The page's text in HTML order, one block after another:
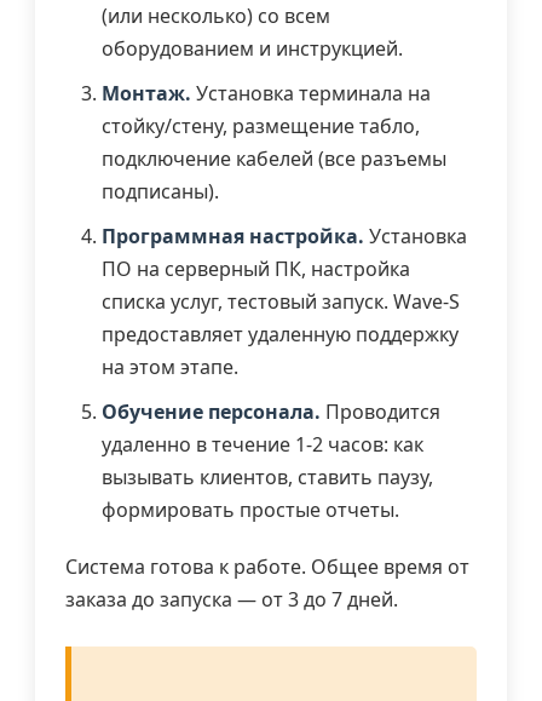
(или несколько) со всем
оборудованием и инструкцией.
Монтаж. Установка терминала на
стойку/стену, размещение табло,
подключение кабелей (все разъемы
подписаны).
Программная настройка. Установка
ПО на серверный ПК, настройка
списка услуг, тестовый запуск. Wave-S
предоставляет удаленную поддержку
на этом этапе.
Обучение персонала. Проводится
удаленно в течение 1-2 часов: как
вызывать клиентов, ставить паузу,
формировать простые отчеты.
Система готова к работе. Общее время от
заказа до запуска — от 3 до 7 дней.